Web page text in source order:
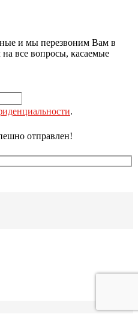
и мы перезвоним Вам в
все вопросы, касаемые
.
отправлен!